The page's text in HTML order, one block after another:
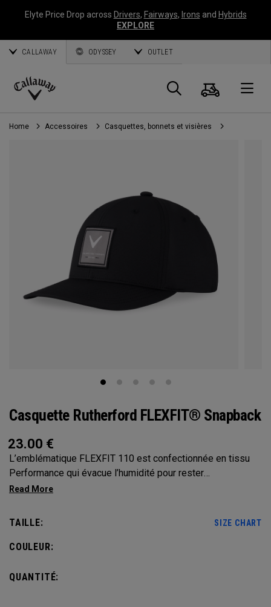
Elyte Price Drop across Drivers, Fairways, Irons and Hybrids
EXPLORE
CALLAWAY ODYSSEY OUTLET
Callaway
Golf
Panier
Home Accessoires Casquettes, bonnets et visières
Casquette Rutherford FLEXFIT® Snapback
23.00 €
L’emblématique FLEXFIT 110 est confectionnée en tissu
Performance qui évacue l’humidité pour rester
confortablement au sec sur le parcours et partout ailleurs.
TAILLE: SIZE CHART
COULEUR:
QUANTITÉ: